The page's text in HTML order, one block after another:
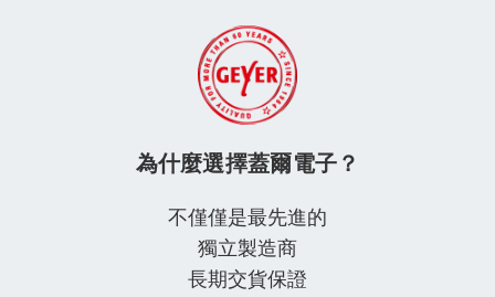
為什麼選擇蓋爾電子？
不僅僅是最先進的
獨立製造商
長期交貨保證